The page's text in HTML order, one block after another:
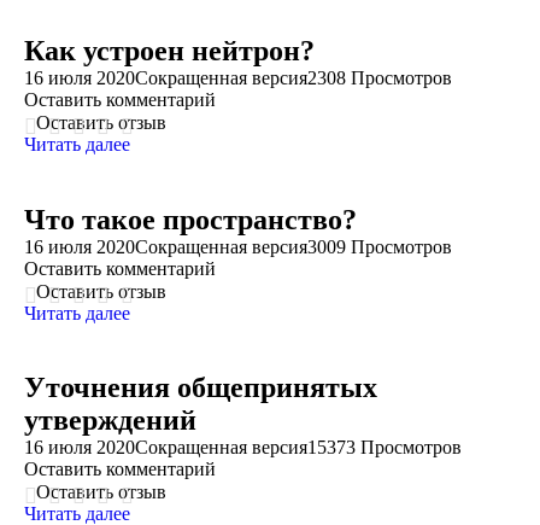
Как устроен нейтрон?
16 июля 2020Сокращенная версия2308 Просмотров
Оставить комментарий
Оставить отзыв
Читать далее
Что такое пространство?
16 июля 2020Сокращенная версия3009 Просмотров
Оставить комментарий
Оставить отзыв
Читать далее
Уточнения общепринятых
утверждений
16 июля 2020Сокращенная версия15373 Просмотров
Оставить комментарий
Оставить отзыв
Читать далее